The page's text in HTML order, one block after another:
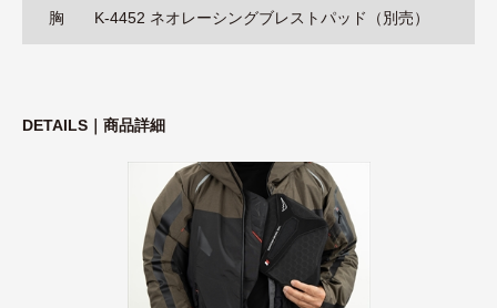
胸 K-4452 ネオレーシングブレストパッド（別売）
DETAILS｜商品詳細